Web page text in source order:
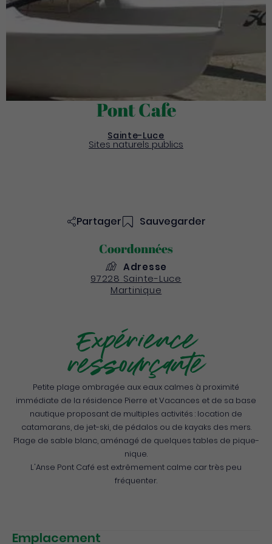
Pont Cafe
Sainte-Luce
Sites naturels publics
Expérience
ressourçante
Petite plage ombragée aux eaux calmes à proximité
immédiate de la résidence Pierre et Vacances et de sa base
nautique proposant de multiples activités : location de
catamarans, de jet-ski, de pédalos ou de kayaks des mers.
Plage de sable blanc, aménagé de quelques tables de pique-
nique.
L'Anse Pont Café est extrêmement calme car très peu
fréquenter.
Emplacement
Partager Sauvegarder
Coordonnées
Adresse
97228 Sainte-Luce
Martinique